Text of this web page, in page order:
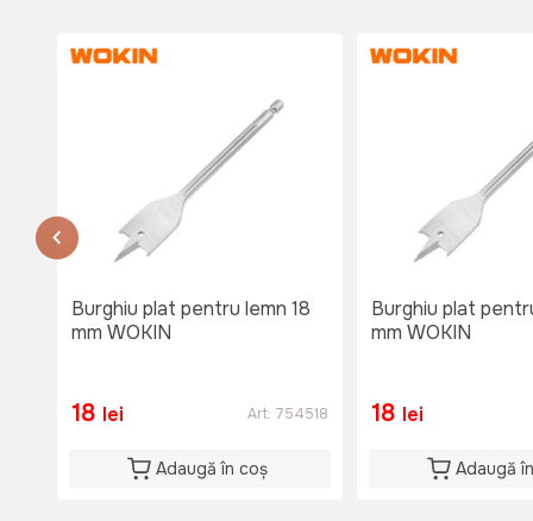
Lu-Vi: 08:00-18:30
Sî: 08:00-17:00
or.Causeni , str. 31 August 1
тел. 060653777
Disponibil
Lu-Vi: 08:00-18:00
Si: 08:00 - 15:00
Burghiu plat pentru lemn 18
mm WOKIN
18 lei Art: 754518
Adaugă în coș
Burghiu plat
mm WOKIN
18 lei
Adaugă